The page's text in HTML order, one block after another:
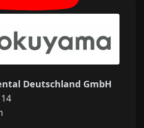
Deutschland GmbH